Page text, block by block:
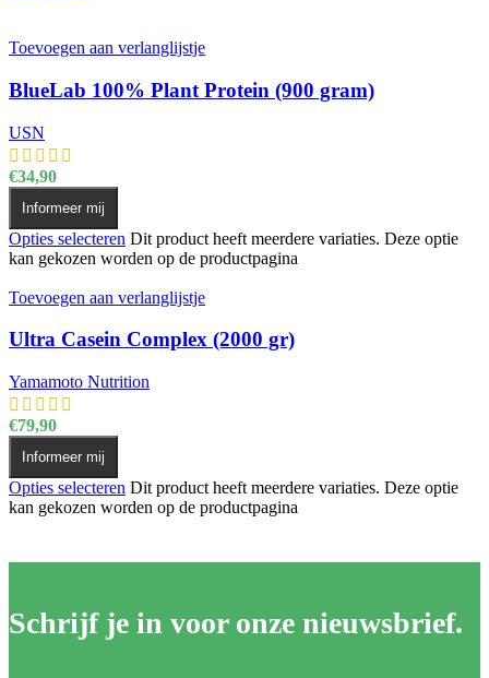
Toevoegen aan verlanglijstje
BlueLab 100% Plant Protein (900 gram)
USN
€34,90
Informeer mij
Opties selecteren Dit product heeft meerdere variaties. Deze optie
kan gekozen worden op de productpagina
Toevoegen aan verlanglijstje
Ultra Casein Complex (2000 gr)
Yamamoto Nutrition
€79,90
Informeer mij
Opties selecteren Dit product heeft meerdere variaties. Deze optie
kan gekozen worden op de productpagina
Schrijf je in voor onze nieuwsbrief.